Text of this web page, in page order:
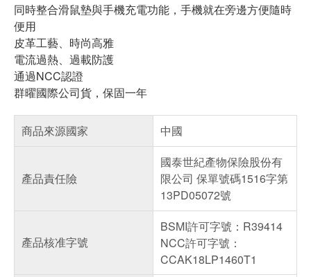
同時整合滑鼠墊與手機充電功能，手機就在旁邊方便隨時
便用
皮革工藝、時尚高雅
電流過熱、過載防護
通過NCC認證
群曜國際公司貨，保固一年
商品來源國家 中國
產品責任險
國泰世紀產物保險股份有
限公司 保單號碼1516字第
13PD05072號
產品核准字號
BSMI許可字號：R39414
NCC許可字號：
CCAK18LP1460T1